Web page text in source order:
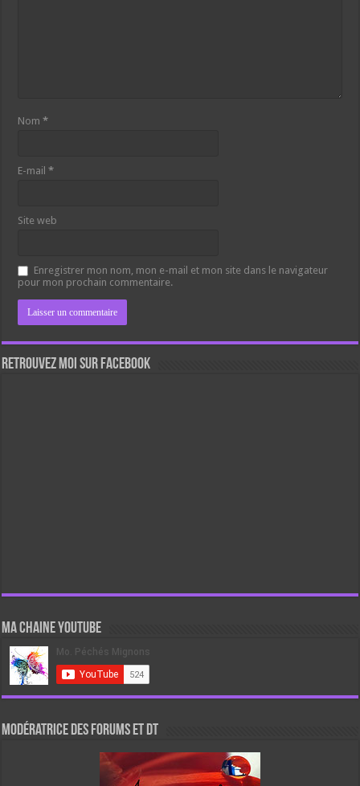
Nom*
E-mail*
Site web
Enregistrer mon nom, mon e-mail et mon site dans le navigateur
pour mon prochain commentaire.
Retrouvez moi sur Facebook
Ma chaine Youtube
Modératrice des forums et DT